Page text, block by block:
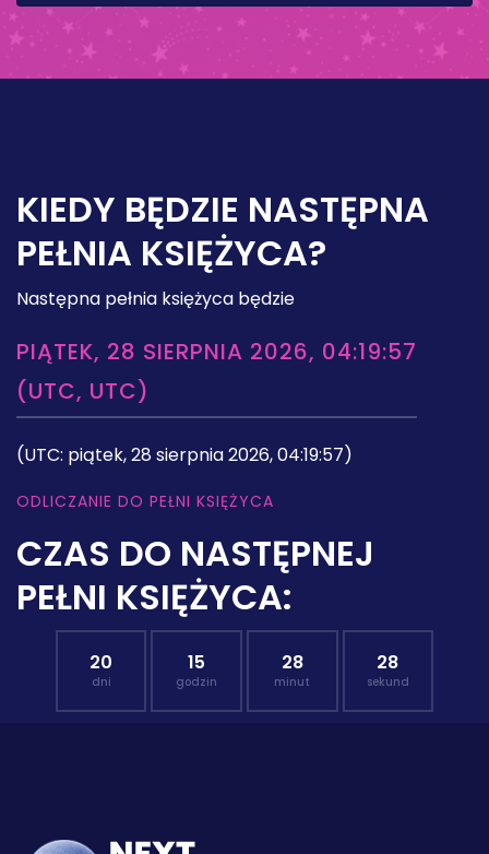
KIEDY BĘDZIE NASTĘPNA
PEŁNIA KSIĘŻYCA?
Następna pełnia księżyca będzie
PIĄTEK, 28 SIERPNIA 2026, 04:19:57
(UTC, UTC)
(UTC: piątek, 28 sierpnia 2026, 04:19:57)
ODLICZANIE DO PEŁNI KSIĘŻYCA
CZAS DO NASTĘPNEJ
PEŁNI KSIĘŻYCA:
20
dni
15
godzin
28
minut
27
sekund